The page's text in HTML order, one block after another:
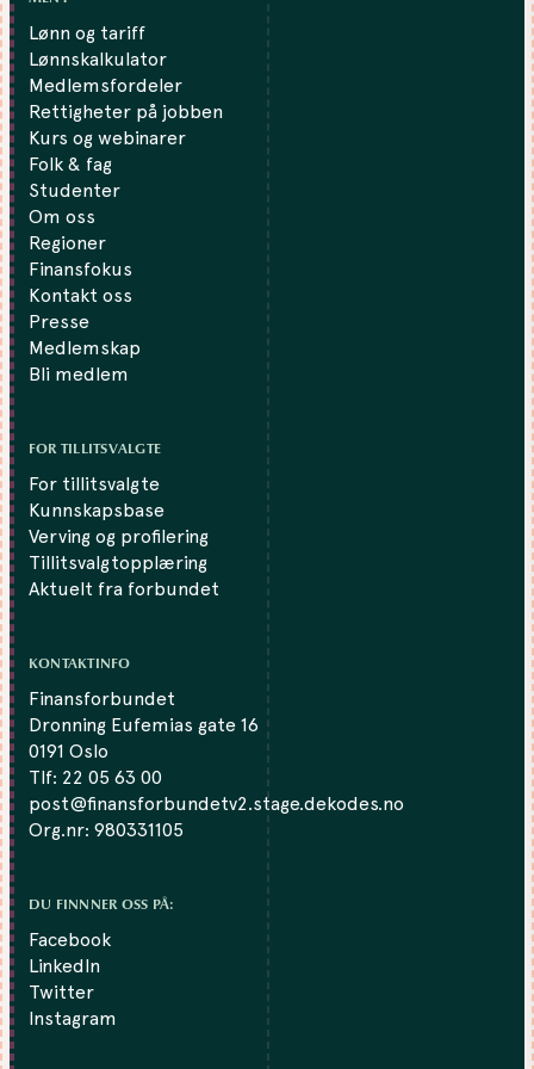
Lønn og tariff
Lønnskalkulator
Medlemsfordeler
Rettigheter på jobben
Kurs og webinarer
Folk & fag
Studenter
Om oss
Regioner
Finansfokus
Kontakt oss
Presse
Medlemskap
Bli medlem
FOR TILLITSVALGTE
For tillitsvalgte
Kunnskapsbase
Verving og profilering
Tillitsvalgtopplæring
Aktuelt fra forbundet
KONTAKTINFO
Finansforbundet
Dronning Eufemias gate 16
0191 Oslo
Tlf: 22 05 63 00
post@finansforbundetv2.stage.dekodes.no
Org.nr: 980331105
DU FINNNER OSS PÅ:
Facebook
LinkedIn
Twitter
Instagram